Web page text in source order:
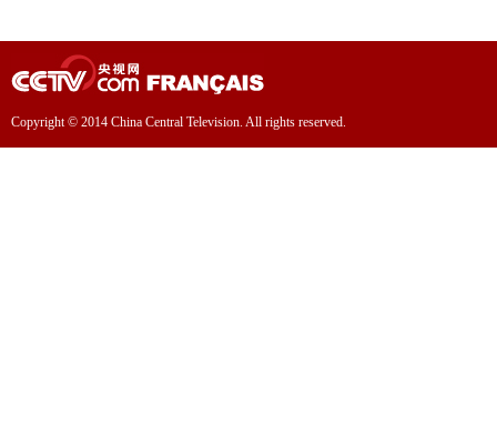
Copyright © 2014 China Central Television. All rights reserved.